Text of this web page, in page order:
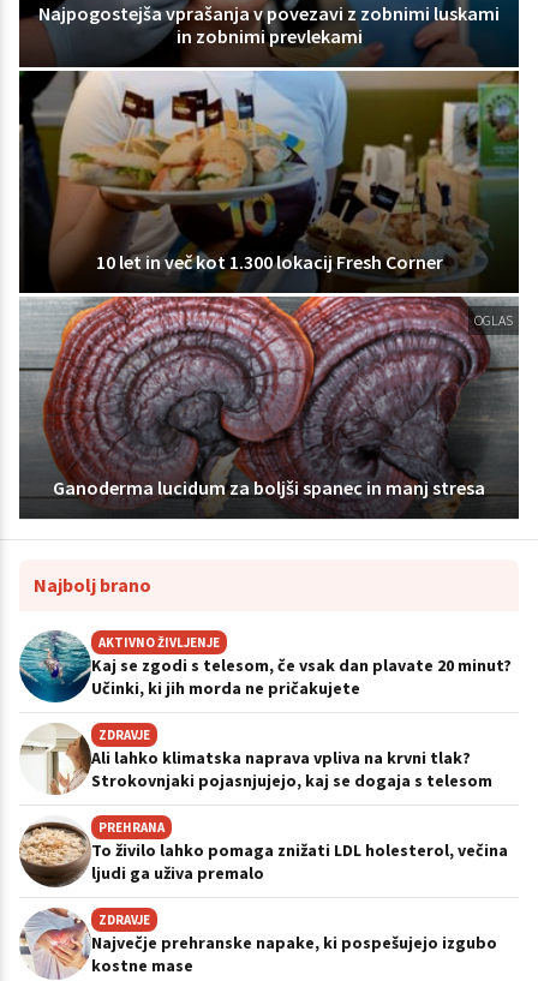
Najpogostejša vprašanja v povezavi z zobnimi luskami
in zobnimi prevlekami
10 let in več kot 1.300 lokacij Fresh Corner
OGLAS
Ganoderma lucidum za boljši spanec in manj stresa
Najbolj brano
AKTIVNO ŽIVLJENJE
Kaj se zgodi s telesom, če vsak dan plavate 20 minut?
Učinki, ki jih morda ne pričakujete
ZDRAVJE
Ali lahko klimatska naprava vpliva na krvni tlak?
Strokovnjaki pojasnjujejo, kaj se dogaja s telesom
PREHRANA
To živilo lahko pomaga znižati LDL holesterol, večina
ljudi ga uživa premalo
ZDRAVJE
Največje prehranske napake, ki pospešujejo izgubo
kostne mase